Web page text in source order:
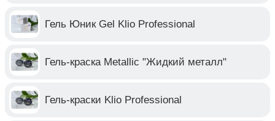
Гель Юник Gel Klio Professional
Гель-краска Metallic "Жидкий металл"
Гель-краски Klio Professional